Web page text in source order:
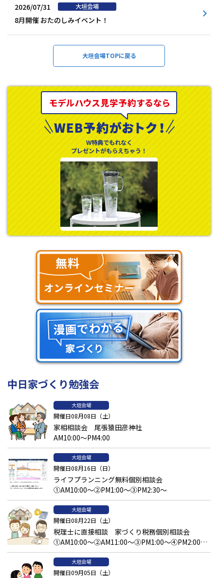
2026/07/31
8月開催 おたのしみイベント！
大垣会場TOPに戻る
W特典でもれなく
プレゼントがもらえちゃう！
中日家づくり勉強会
大垣会場
開催日08月08日（土）
家相相談会 尾張猿田彦神社
AM10:00～PM4:00
大垣会場
開催日08月16日（日）
ライフプランニング無料個別相談会
①AM10:00～②PM1:00～③PM2:30～
大垣会場
開催日08月22日（土）
税理士に直接相談 家づくり税務個別相談会
①AM10:00～②AM11:00～③PM1:00～④PM2:00～
⑤PM3:00～
大垣会場
開催日09月05日（土）